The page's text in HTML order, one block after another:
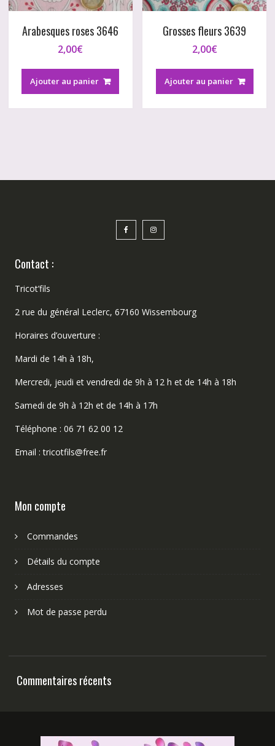
Arabesques roses 3646
2,00€
Ajouter au panier
Grosses fleurs 3639
2,00€
Ajouter au panier
Contact :
Tricot’fils
2 rue du général Leclerc, 67160 Wissembourg
Horaires d’ouverture :
Mardi de 14h à 18h,
Mercredi, jeudi et vendredi de 9h à 12 h et de 14h à 18h
Samedi de 9h à 12h et de 14h à 17h
Téléphone : 06 71 62 00 12
Email : tricotfils@free.fr
Mon compte
Commandes
Détails du compte
Adresses
Mot de passe perdu
Commentaires récents